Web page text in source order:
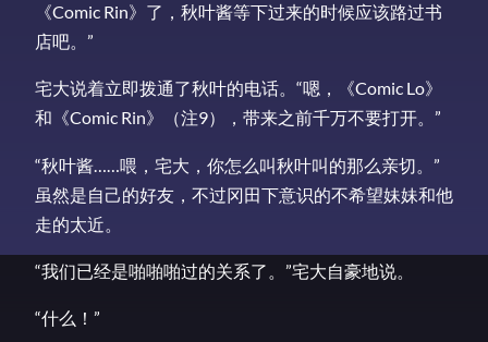
《Comic Rin》了，秋叶酱等下过来的时候应该路过书
店吧。”
宅大说着立即拨通了秋叶的电话。“嗯，《Comic Lo》
和《Comic Rin》（注9），带来之前千万不要打开。”
“秋叶酱……喂，宅大，你怎么叫秋叶叫的那么亲切。”
虽然是自己的好友，不过冈田下意识的不希望妹妹和他
走的太近。
“我们已经是啪啪啪过的关系了。”宅大自豪地说。
“什么！”